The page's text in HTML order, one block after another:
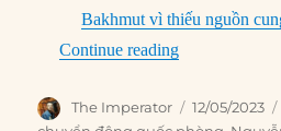
Bakhmut vì thiếu nguồn
Continue reading“Chuyển
Author
The Imperator
Posted
12/05/2023